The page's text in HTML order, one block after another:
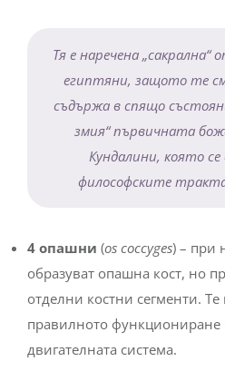
Тя е наречена
египтяни, защото те
съдържа в спящо
змия“ първичната
Кундалини, която
философските
4 опашни (os coccyges) – при
образуват опашна кост, но
отделни костни сегменти.
правилното функциониране
двигателната система.